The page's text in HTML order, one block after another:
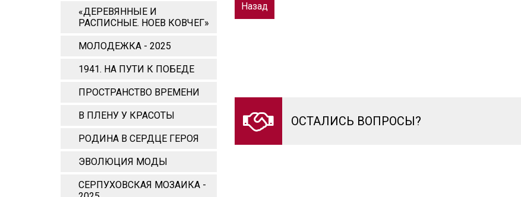
«ДЕРЕВЯННЫЕ И
РАСПИСНЫЕ. НОЕВ КОВЧЕГ»
МОЛОДЕЖКА - 2025
1941. НА ПУТИ К ПОБЕДЕ
ПРОСТРАНСТВО ВРЕМЕНИ
В ПЛЕНУ У КРАСОТЫ
РОДИНА В СЕРДЦЕ ГЕРОЯ
ЭВОЛЮЦИЯ МОДЫ
СЕРПУХОВСКАЯ МОЗАИКА -
Назад
ОСТАЛИСЬ ВОПРОСЫ?